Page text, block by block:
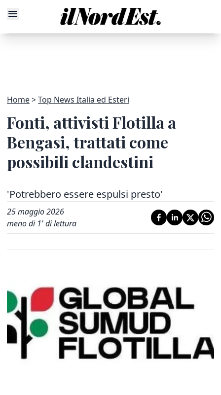
Home Top News Italia ed Esteri
Fonti, attivisti Flotilla a
Bengasi, trattati come
possibili clandestini
'Potrebbero essere espulsi presto'
25 maggio 2026
meno di 1' di lettura